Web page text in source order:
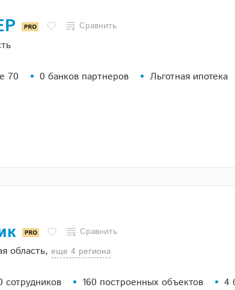
Сравнить
70 0 банков партнеров
Льготная ипотека
Сравнить
область, eще 4 региона
сотрудников 160 построенных объектов
4